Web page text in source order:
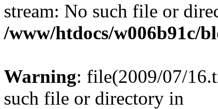
stream: No such file or
/www/htdocs/w006b91c/
Warning: file(2009/07/
such file or directory in